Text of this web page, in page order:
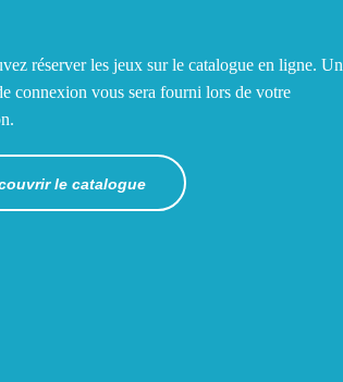
réserver les jeux sur le catalogue en ligne. Un
connexion vous sera fourni lors de votre
le catalogue